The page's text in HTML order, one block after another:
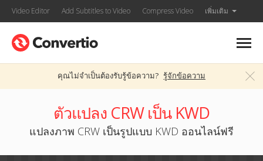
Video Editor Add Subtitles to Video Compress Video เพิ่มเติม
คุณไม่จำเป็นต้องรับรู้ข้อความ? รู้จักข้อความ
ตัวแปลง CRW เป็น KWD
แปลงภาพ CRW เป็นรูปแบบ KWD ออนไลน์ฟรี